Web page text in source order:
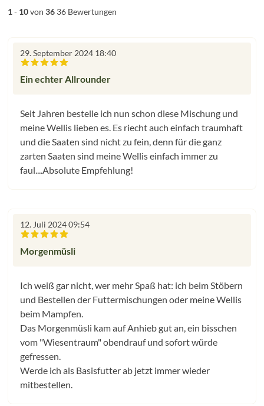
1 - 10von 36 36 Bewertungen
29. September 2024 18:40
Ein echter Allrounder
Seit Jahren bestelle ich nun schon diese Mischung und
meine Wellis lieben es. Es riecht auch einfach traumhaft
und die Saaten sind nicht zu fein, denn für die ganz
zarten Saaten sind meine Wellis einfach immer zu
faul....Absolute Empfehlung!
12. Juli 2024 09:54
Morgenmüsli
Ich weiß gar nicht, wer mehr Spaß hat: ich beim Stöbern
und Bestellen der Futtermischungen oder meine Wellis
beim Mampfen.
Das Morgenmüsli kam auf Anhieb gut an, ein bisschen
vom "Wiesentraum" obendrauf und sofort würde
gefressen.
Werde ich als Basisfutter ab jetzt immer wieder
mitbestellen.